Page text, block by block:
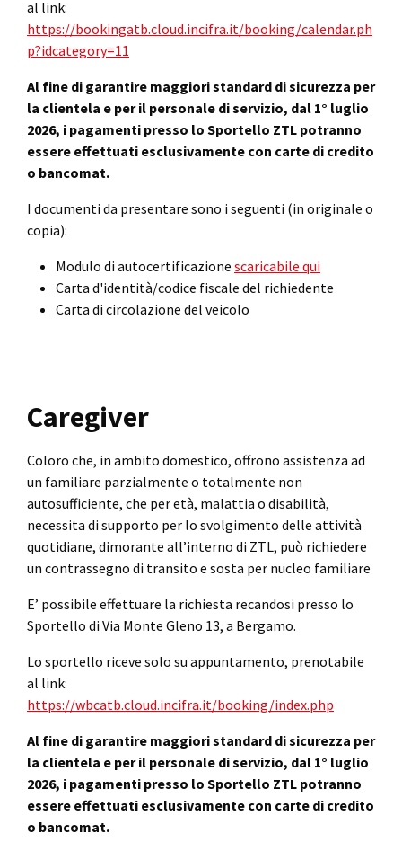
al link:
https://bookingatb.cloud.incifra.it/booking/calendar.ph
p?idcategory=11
Al fine di garantire maggiori standard di sicurezza per
la clientela e per il personale di servizio, dal 1° luglio
2026, i pagamenti presso lo Sportello ZTL potranno
essere effettuati esclusivamente con carte di credito
o bancomat.
I documenti da presentare sono i seguenti (in originale o
copia):
Modulo di autocertificazione scaricabile qui
Carta d'identità/codice fiscale del richiedente
Carta di circolazione del veicolo
Caregiver
Coloro che, in ambito domestico, offrono assistenza ad
un familiare parzialmente o totalmente non
autosufficiente, che per età, malattia o disabilità,
necessita di supporto per lo svolgimento delle attività
quotidiane, dimorante all’interno di ZTL, può richiedere
un contrassegno di transito e sosta per nucleo familiare
E’ possibile effettuare la richiesta recandosi presso lo
Sportello di Via Monte Gleno 13, a Bergamo.
Lo sportello riceve solo su appuntamento, prenotabile
al link:
https://wbcatb.cloud.incifra.it/booking/index.php
Al fine di garantire maggiori standard di sicurezza per
la clientela e per il personale di servizio, dal 1° luglio
2026, i pagamenti presso lo Sportello ZTL potranno
essere effettuati esclusivamente con carte di credito
o bancomat.